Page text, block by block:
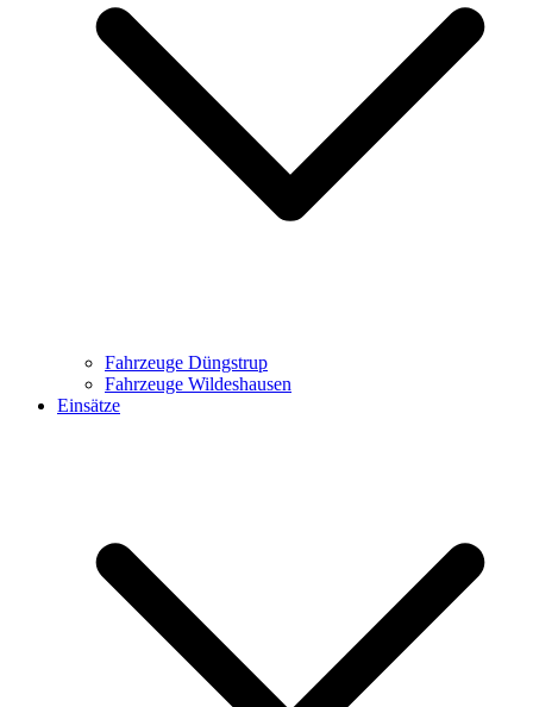
Fahrzeuge Düngstrup
Fahrzeuge Wildeshausen
Einsätze